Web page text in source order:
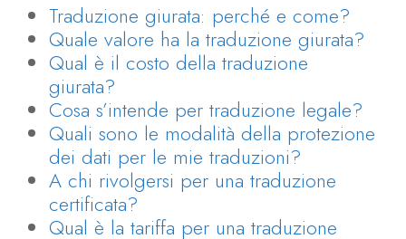
Traduzione giurata: perché e come?
Quale valore ha la traduzione giurata?
Qual è il costo della traduzione
giurata?
Cosa s’intende per traduzione legale?
Quali sono le modalità della protezione
dei dati per le mie traduzioni?
A chi rivolgersi per una traduzione
certificata?
Qual è la tariffa per una traduzione